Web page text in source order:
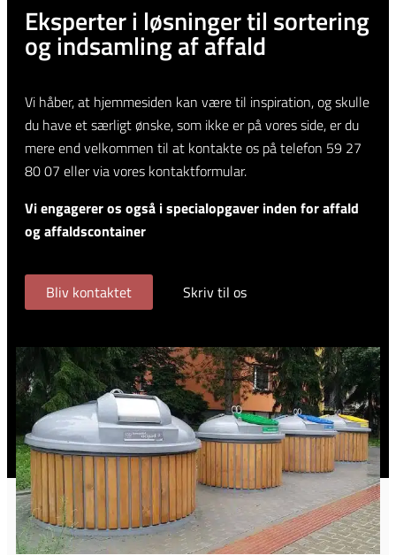
Eksperter i løsninger til sortering
og indsamling af affald
Vi håber, at hjemmesiden kan være til inspiration, og skulle
du have et særligt ønske, som ikke er på vores side, er du
mere end velkommen til at kontakte os på telefon 59 27
80 07 eller via vores kontaktformular.
Vi engagerer os også i specialopgaver inden for affald
og affaldscontainer
Bliv kontaktet Skriv til os